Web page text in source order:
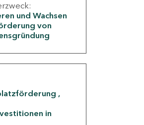
und Wachsen
von
in